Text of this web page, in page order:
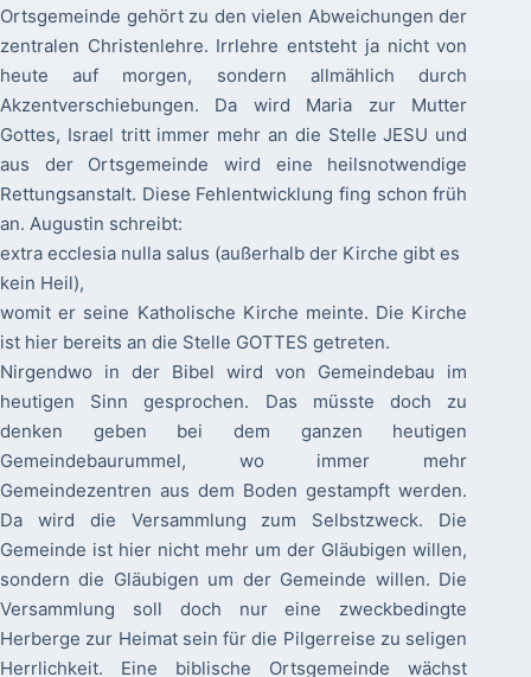
Ortsgemeinde gehört zu den vielen Abweichungen der
zentralen Christenlehre. Irrlehre entsteht ja nicht von
heute auf morgen, sondern allmählich durch
Akzentverschiebungen. Da wird Maria zur Mutter
Gottes, Israel tritt immer mehr an die Stelle JESU und
aus der Ortsgemeinde wird eine heilsnotwendige
Rettungsanstalt. Diese Fehlentwicklung fing schon früh
an. Augustin schreibt:
extra ecclesia nulla salus (außerhalb der Kirche gibt es
kein Heil),
womit er seine Katholische Kirche meinte. Die Kirche
ist hier bereits an die Stelle GOTTES getreten.
Nirgendwo in der Bibel wird von Gemeindebau im
heutigen Sinn gesprochen. Das müsste doch zu
denken geben bei dem ganzen heutigen
Gemeindebaurummel, wo immer mehr
Gemeindezentren aus dem Boden gestampft werden.
Da wird die Versammlung zum Selbstzweck. Die
Gemeinde ist hier nicht mehr um der Gläubigen willen,
sondern die Gläubigen um der Gemeinde willen. Die
Versammlung soll doch nur eine zweckbedingte
Herberge zur Heimat sein für die Pilgerreise zu seligen
Herrlichkeit. Eine biblische Ortsgemeinde wächst